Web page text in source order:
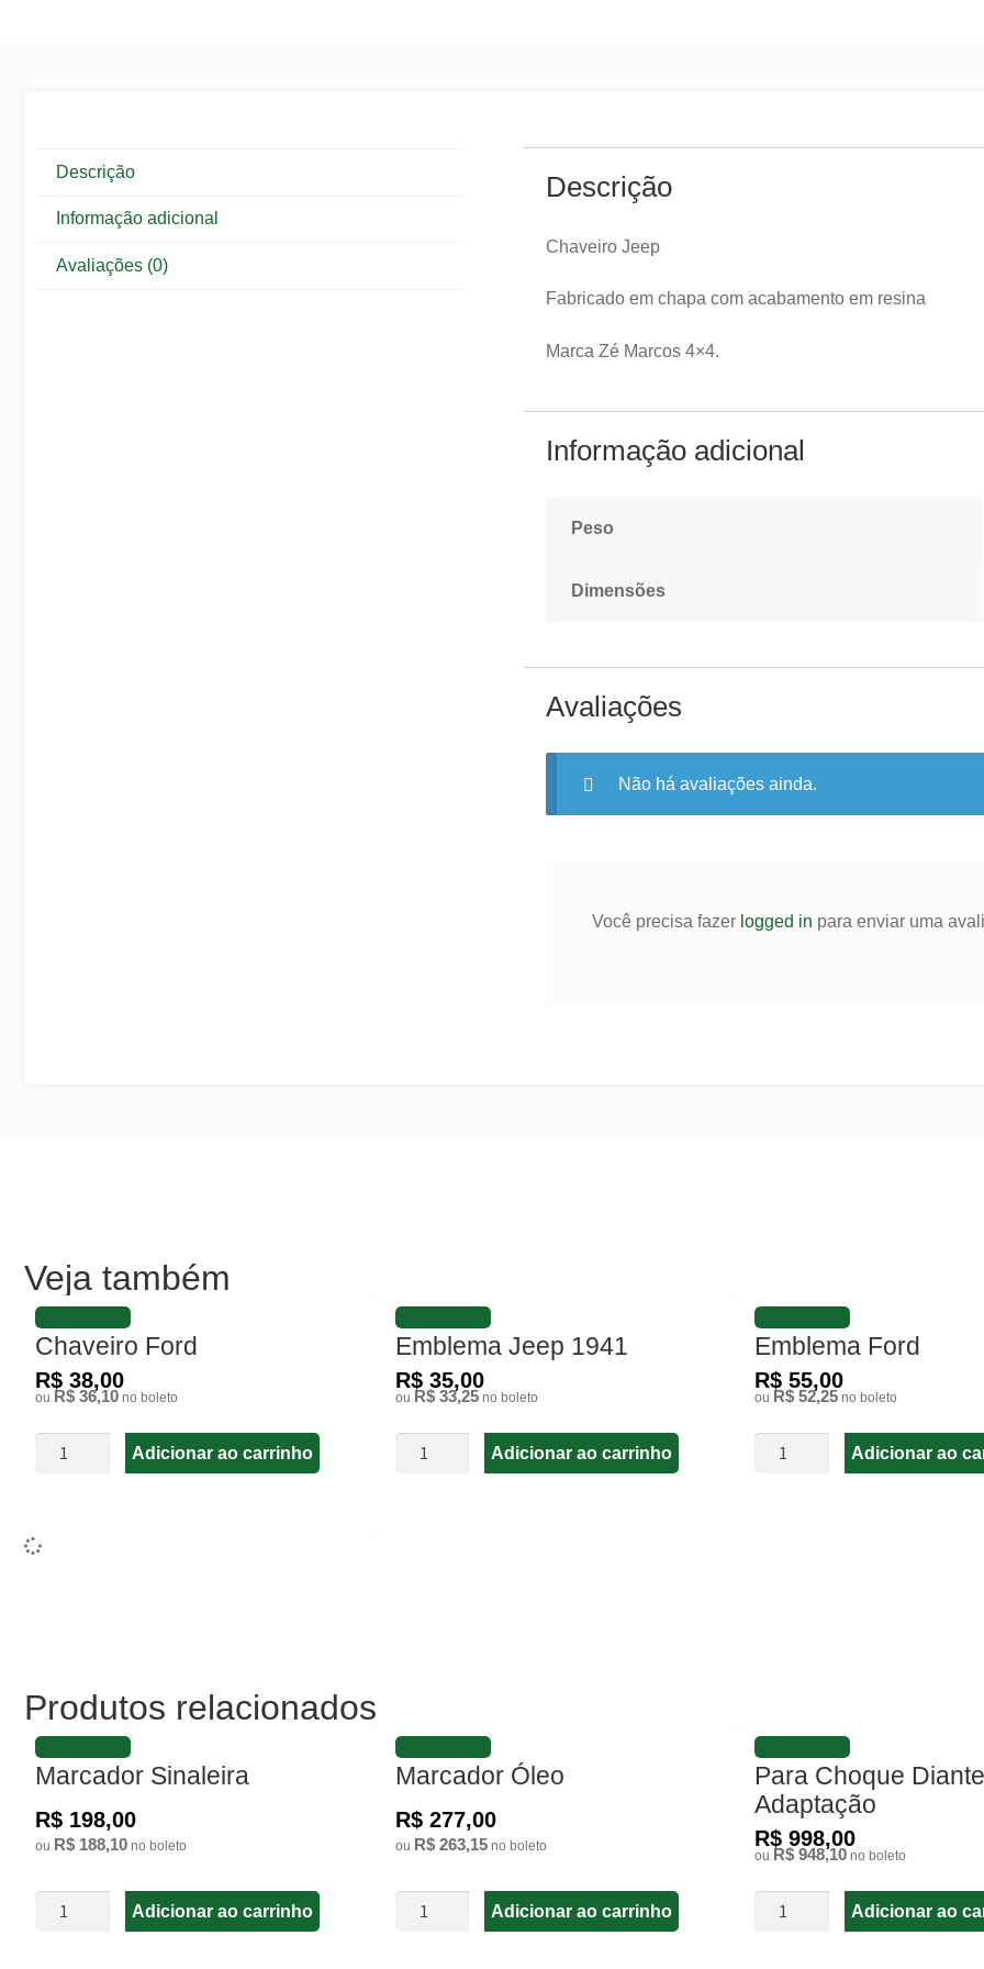
Descrição
Informação adicional
Avaliações (0)
Descrição
Chaveiro Jeep
Fabricado em chapa com acabamento em resina
Marca Zé Marcos 4×4.
Informação adicional
Peso
Dimensões
Avaliações
Não há avaliações ainda.
Você precisa fazer logged in para enviar uma
Veja também
Chaveiro Ford
R$ 38,00
ou R$ 36,10 no boleto
Adicionar ao carrinho
Emblema Jeep 1941
R$ 35,00
ou R$ 33,25no boleto
Adicionar ao carrinho
Emblema Ford
R$ 55,00
ou R$ 52,25 no boleto
Adicionar ao
Produtos relacionados
Marcador Sinaleira
R$ 198,00
ou R$ 188,10 no boleto
Adicionar ao carrinho
Marcador Óleo
R$ 277,00
ou R$ 263,15no boleto
Adicionar ao carrinho
Para Choque
Adaptação
R$ 998,00
ou R$ 948,10 no boleto
Adicionar ao